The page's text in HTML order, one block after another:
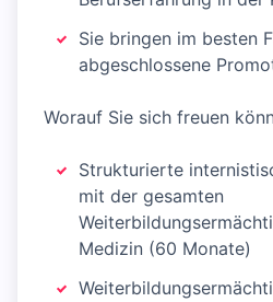
Sie bringen im besten
abgeschlossene
Worauf Sie sich freuen
Strukturierte
mit der gesamten
Medizin (60 Monate)